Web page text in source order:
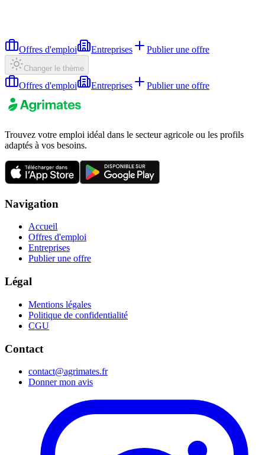
Offres d'emploi Entreprises Publier une offre
Changer le thème
Offres d'emploi Entreprises Publier une offre
Trouvez votre emploi idéal dans le secteur agricole ou les profils
adaptés à vos besoins.
Navigation
Accueil
Offres d'emploi
Entreprises
Publier une offre
Légal
Mentions légales
Politique de confidentialité
CGU
Contact
contact@agrimates.fr
Donner mon avis